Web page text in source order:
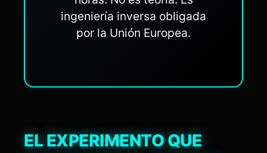
ingeniería inversa obligada
por la Unión Europea.
EL EXPERIMENTO QUE